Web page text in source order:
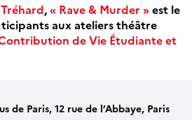
,« Rave & Murder »est le
aux ateliers théâtre
de Vie Étudiante et
de Paris, 12 rue de l’Abbaye, Paris